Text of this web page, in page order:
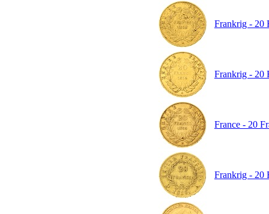
Frankrig - 20
Frankrig - 20
France - 20
Frankrig - 20